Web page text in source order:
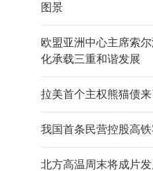
图景
欧盟亚洲中心主席索
化承载三重和谐发展
拉美首个主权熊猫债来
我国首条民营控股高
北方高温周末将成片